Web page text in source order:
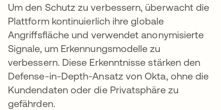
Um den Schutz zu verbessern, überwacht die
Plattform kontinuierlich ihre globale
Angriffsfläche und verwendet anonymisierte
Signale, um Erkennungsmodelle zu
verbessern. Diese Erkenntnisse stärken den
Defense-in-Depth-Ansatz von Okta, ohne die
Kundendaten oder die Privatsphäre zu
gefährden.